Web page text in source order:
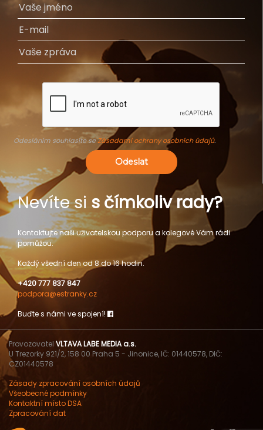
Odesláním souhlasíte seZásadami ochrany osobních údajů.
Odeslat
Nevíte si s čímkoliv rady?
Kontaktujte naši uživatelskou podporu a kolegové Vám rádi
pomůžou.
Každý všední den od 8 do 16 hodin.
+420 777 837 847
podpora@estranky.cz
Buďte s námi ve spojení!
Provozovatel VLTAVA LABE MEDIA a.s.
U Trezorky 921/2, 158 00 Praha 5 - Jinonice, IČ: 01440578, DIČ:
CZ01440578
Zásady zpracování osobních údajů
Všeobecné podmínky
Kontaktní místo DSA
Zpracování dat